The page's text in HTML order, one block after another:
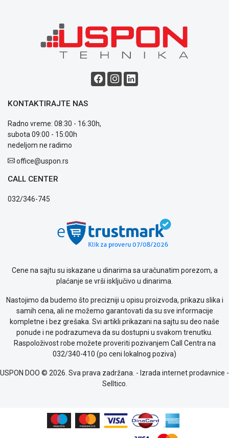
Politika
kolačićima
Provera
garancije
Kontakt
WEB
KONTAKTIRAJTE NAS
Radno vreme: 08:30 - 16:30h,
subota 09:00 - 15:00h
nedeljom ne radimo
office@uspon.rs
CALL CENTER
032/346-745
Cene na sajtu su iskazane u dinarima sa uračunatim porezom, a
plaćanje se vrši isključivo u dinarima.
Nastojimo da budemo što precizniji u opisu proizvoda, prikazu slika i
samih cena, ali ne možemo garantovati da su sve informacije
kompletne i bez grešaka. Svi artikli prikazani na sajtu su deo naše
ponude i ne podrazumeva da su dostupni u svakom trenutku.
Raspoloživost robe možete proveriti pozivanjem Call Centra na
032/340-410 (po ceni lokalnog poziva)
USPON DOO © 2026. Sva prava zadržana. - Izrada internet prodavnice -
Selltico.